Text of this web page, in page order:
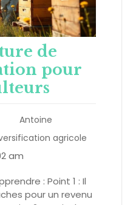
de
pour
Antoine
agricole
am
: Point 1 : Il
pour un revenu